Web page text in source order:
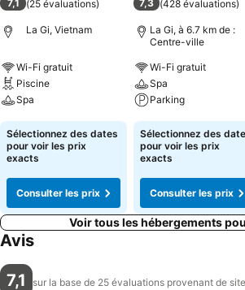
7,1 (25 évaluations)
La Gi, Vietnam
Wi-Fi gratuit
Piscine
Spa
Consulter les prix
Sélectionnez des dates
pour voir les prix
exacts
Consulter les prix
7,3 (428 évaluations)
La Gi, à 6.7 km de :
Centre-ville
Wi-Fi gratuit
Spa
Parking
Consulter les prix
Sélectionnez des
pour voir les prix
exacts
Consulter les prix
Voir tous les hébergements
Avis
7,1 sur la base de 25 évaluations provenant de